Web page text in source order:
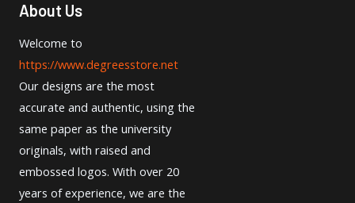
About Us
Welcome to
https://www.degreesstore.net
Our designs are the most
accurate and authentic, using the
same paper as the university
originals, with raised and
embossed logos. With over 20
years of experience, we are the